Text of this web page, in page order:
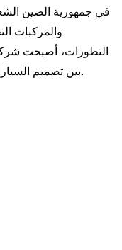
في جمهورية الصين
والمركبات
التطورات، أصبحت
بين تصميم السيارات والبحث والتطوير والتصنيع والمبيعات.